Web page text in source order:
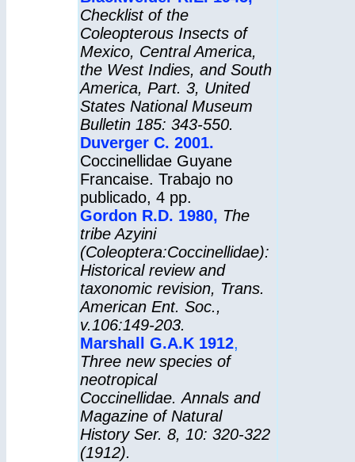
Checklist of the
Coleopterous Insects of
Mexico, Central America,
the West Indies, and South
America, Part. 3, United
States National Museum
Bulletin 185: 343-550.
Duverger C. 2001.
Coccinellidae Guyane
Francaise. Trabajo no
publicado, 4 pp.
Gordon R.D. 1980, The
tribe Azyini
(Coleoptera:Coccinellidae):
Historical review and
taxonomic revision, Trans.
American Ent. Soc.,
v.106:149-203.
Marshall G.A.K 1912,
Three new species of
neotropical
Coccinellidae.Annals and
Magazine of Natural
HistorySer. 8, 10: 320-322
(1912).